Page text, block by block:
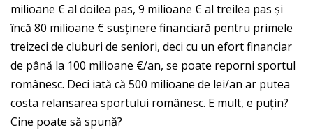
milioane € al doilea pas, 9 milioane € al treilea pas și
încă 80 milioane € susținere financiară pentru primele
treizeci de cluburi de seniori, deci cu un efort financiar
de până la 100 milioane €/an, se poate reporni sportul
românesc. Deci iată că 500 milioane de lei/an ar putea
costa relansarea sportului românesc. E mult, e puțin?
Cine poate să spună?